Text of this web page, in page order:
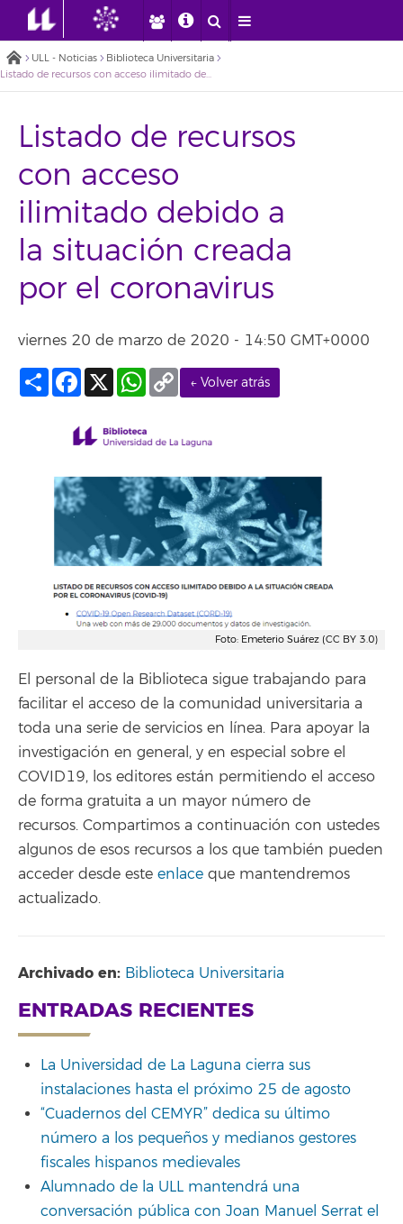
ULL - Noticias
Biblioteca Universitaria
Listado de recursos con acceso ilimitado debido a la situación creada por el coronavirus
Listado de recursos
con acceso
ilimitado debido a
la situación creada
por el coronavirus
viernes 20 de marzo de 2020 - 14:50 GMT+0000
← Volver atrás
Compartir
Facebook
X WhatsApp
Copy
Link
Foto: Emeterio Suárez (CC BY 3.0)
El personal de la Biblioteca sigue trabajando para
facilitar el acceso de la comunidad universitaria a
toda una serie de servicios en línea. Para apoyar la
investigación en general, y en especial sobre el
COVID19, los editores están permitiendo el acceso
de forma gratuita a un mayor número de
recursos. Compartimos a continuación con ustedes
algunos de esos recursos a los que también pueden
acceder desde este enlace que mantendremos
actualizado.
Archivado en: Biblioteca Universitaria
ENTRADAS RECIENTES
La Universidad de La Laguna cierra sus
instalaciones hasta el próximo 25 de agosto
“Cuadernos del CEMYR” dedica su último
número a los pequeños y medianos gestores
fiscales hispanos medievales
Alumnado de la ULL mantendrá una
conversación pública con Joan Manuel Serrat el